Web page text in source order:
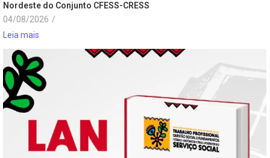
Nordeste do Conjunto CFESS-CRESS
04/08/2026 /
Leia mais